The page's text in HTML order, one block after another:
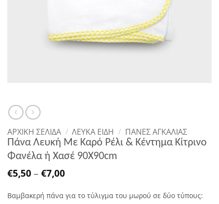
ΑΡΧΙΚΉ ΣΕΛΊΔΑ / ΛΕΥΚΑ ΕΙΔΗ / ΠΆΝΕΣ ΑΓΚΑΛΙΆΣ
Πάνα Λευκή Με Καρό Ρέλι & Κέντημα Κίτρινο
Φανέλα ή Χασέ 90Χ90cm
€5,50 – €7,00Price
through
Βαμβακερή πάνα για το τύλιγμα του μωρού σε δύο τύπους: